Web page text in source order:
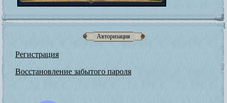
Авторизация
Регистрация
Восстановление забытого пароля